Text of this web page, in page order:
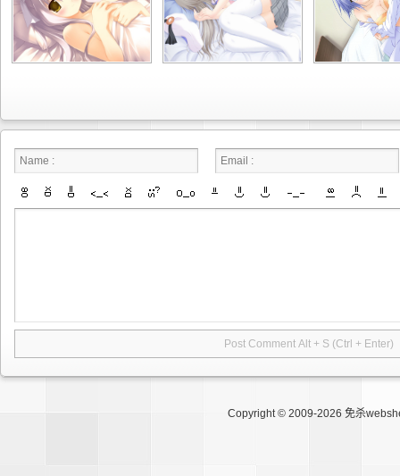
Copyright © 2009-2026 免杀